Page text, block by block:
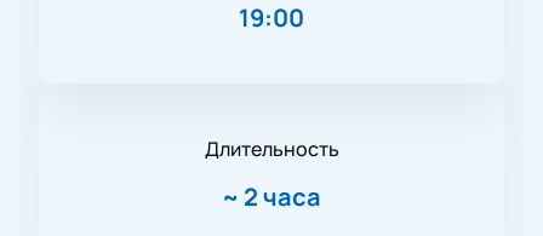
19:00
Длительность
~ 2 часа